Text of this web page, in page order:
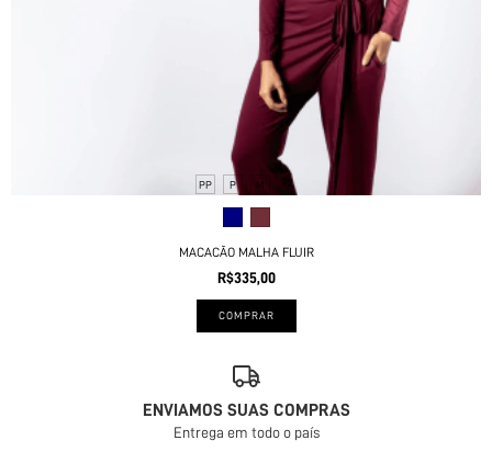
PP P M +2
MACACÃO MALHA FLUIR
R$335,00
COMPRAR
ENVIAMOS SUAS COMPRAS
Entrega em todo o país